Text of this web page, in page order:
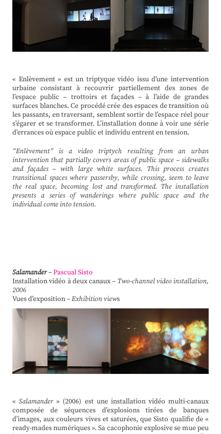
« Enlèvement » est un triptyque vidéo issu d’une intervention
urbaine consistant à recouvrir partiellement des zones de
l’espace public – trottoirs et façades – à l’aide de grandes
surfaces blanches. Ce procédé crée des espaces de transition où
les passants, en traversant, semblent sortir de l’espace réel pour
s’égarer et se transformer. L’installation donne à voir une série
d’errances où espace public et individu entrent en tension.
“Enlèvement” is a video triptych resulting from an urban
intervention that partially covers areas of public space – sidewalks
and façades – with large white surfaces. This process creates
transitional spaces where passersby, while crossing, seem to leave
the real space, becoming lost and transformed. The installation
presents a series of wanderings where public space and the
individual come into tension.
Salamander–Pascual Sisto
Installation vidéo à deux canaux– Two-channel video installation,
2006
Vues d’exposition– Exhibition views
«Salamander » (2006) est une installation vidéo multi-canaux
composée de séquences d’explosions tirées de banques
d’images, aux couleurs vives et saturées, que Sisto qualifie de «
ready-mades numériques ». Sa cacophonie explosive se mue peu